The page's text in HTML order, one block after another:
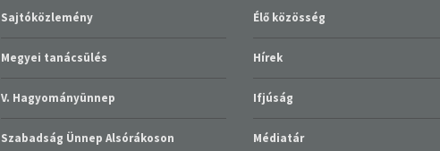
Sajtóközlemény
Megyei tanácsülés
V. Hagyományünnep
Szabadság Ünnep Alsórákoson
Élő közösség
Hírek
Ifjúság
Médiatár